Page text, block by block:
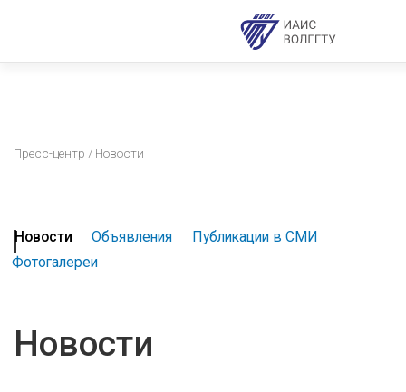
Пресс-центр / Новости
Новости Объявления
Публикации в СМИ
Фотогалереи
Новости